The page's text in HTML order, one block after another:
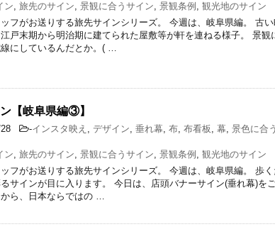
ン, 旅先のサイン, 景観に合うサイン, 景観条例 , 観光地のサイン
フがお送りする旅先サインシリーズ。 今週は、岐阜県編。 古
戸末期から明治期に建てられた屋敷等が軒を連ねる様子。 景観
にしているんだとか。( …
【岐阜県編③】
-インスタ映え , デザイン, 垂れ幕, 布, 布看板, 幕, 景色に合
ン, 旅先のサイン, 景観に合うサイン, 景観条例 , 観光地のサイン
フがお送りする旅先サインシリーズ。 今週は、岐阜県編。 歩
サインが目に入ります。 今日は、店頭バナーサイン(垂れ幕)を
ら、日本ならではの …